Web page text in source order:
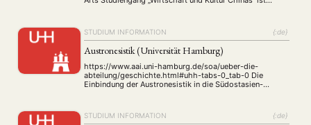
Sinologie. Es werden eine grundlegende wirtschafts- und
kulturwissenschaftliche akademische Ausbildung und ein
gutes Fundament für sehr unterschiedliche berufliche
Interessen und Perspektiven geboten. Sie besuchen im
Rahmen des Studiums vier Seminare, in denen das in den
…
STUDIUM INFORMATION {:de}
Austronesistik (Universität Hamburg)
https://www.aai.uni-hamburg.de/soa/ueber-die-
abteilung/geschichte.html#uhh-tabs-0_tab-0 Die
Einbindung der Austronesistik in die Südostasien-
Studiengänge sowie die Zusammenarbeit mit
benachbarten Fächern am Asien-Afrika-Institut bieten
STUDIUM INFORMATION {:de}